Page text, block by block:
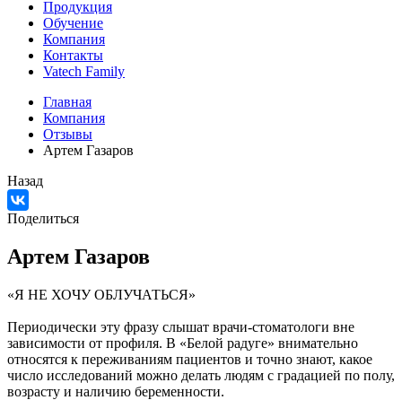
Продукция
Обучение
Компания
Контакты
Vatech Family
Главная
Компания
Отзывы
Артем Газаров
Назад
Поделиться
Артем Газаров
«Я НЕ ХОЧУ ОБЛУЧАТЬСЯ»
Периодически эту фразу слышат врачи-стоматологи вне
зависимости от профиля. В «Белой радуге» внимательно
относятся к переживаниям пациентов и точно знают, какое
число исследований можно делать людям с градацией по полу,
возрасту и наличию беременности.